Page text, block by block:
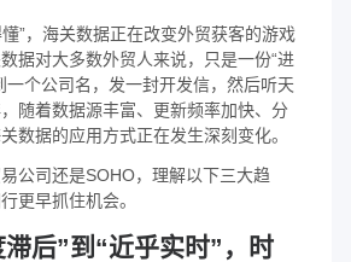
懂”，海关数据正在改变外贸获客的游戏
据对大多数外贸人来说，只是一份“进
个公司名，发一封开发信，然后听天
随着数据源丰富、更新频率加快、分
数据的应用方式正在发生深刻变化。
公司还是SOHO，理解以下三大趋
更早抓住机会。
后”到“近乎实时”，时